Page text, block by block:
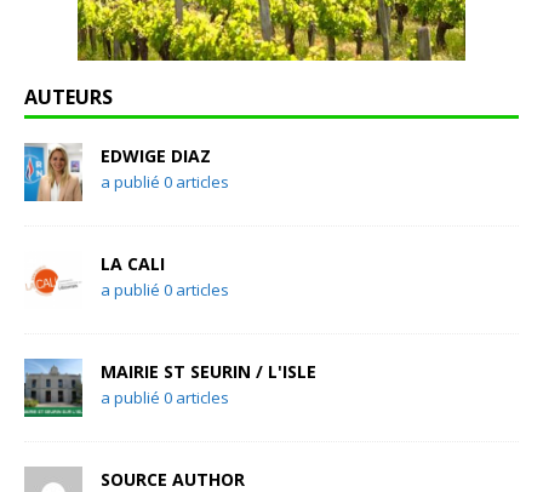
AUTEURS
EDWIGE DIAZ
a publié 0 articles
LA CALI
a publié 0 articles
MAIRIE ST SEURIN / L'ISLE
a publié 0 articles
SOURCE AUTHOR